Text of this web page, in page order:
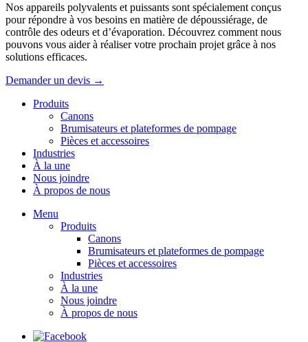
Nos appareils polyvalents et puissants sont spécialement conçus
pour répondre à vos besoins en matière de dépoussiérage, de
contrôle des odeurs et d’évaporation. Découvrez comment nous
pouvons vous aider à réaliser votre prochain projet grâce à nos
solutions efficaces.
Demander un devis →
Produits
Canons
Brumisateurs et plateformes de pompage
Pièces et accessoires
Industries
À la une
Nous joindre
À propos de nous
Menu
Produits
Canons
Brumisateurs et plateformes de pompage
Pièces et accessoires
Industries
À la une
Nous joindre
À propos de nous